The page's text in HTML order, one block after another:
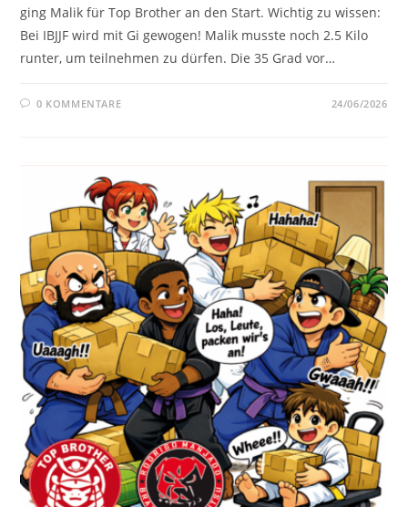
ging Malik für Top Brother an den Start. Wichtig zu wissen:
Bei IBJJF wird mit Gi gewogen! Malik musste noch 2.5 Kilo
runter, um teilnehmen zu dürfen. Die 35 Grad vor…
0 KOMMENTARE 24/06/2026